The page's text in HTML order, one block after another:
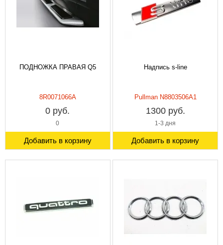
ПОДНОЖКА ПРАВАЯ Q5
8R0071066A
0 руб.
0
Добавить в корзину
Надпись s-line
Pullman N8803506A1
1300 руб.
1-3 дня
Добавить в корзину